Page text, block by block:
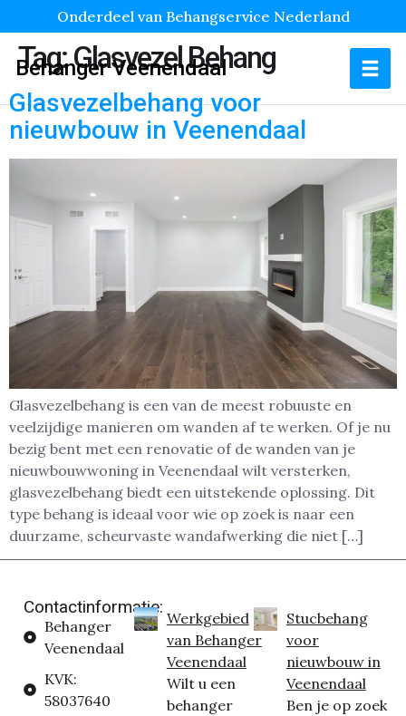
Onderdeel van Behangservice Nederland
Behanger Veenendaal
Tag:Glasvezel Behang
Glasvezelbehang voor
nieuwbouw in Veenendaal
Glasvezelbehang is een van de meest robuuste en
veelzijdige manieren om wanden af te werken. Of je nu
bezig bent met een renovatie of de wanden van je
nieuwbouwwoning in Veenendaal wilt versterken,
glasvezelbehang biedt een uitstekende oplossing. Dit
type behang is ideaal voor wie op zoek is naar een
duurzame, scheurvaste wandafwerking die niet […]
Contactinformatie:
Behanger
Veenendaal
KVK:
58037640
Werkgebied
van Behanger
Veenendaal
Wilt u een
behanger
Stucbehang
voor
nieuwbouw in
Veenendaal
Ben je op zoek